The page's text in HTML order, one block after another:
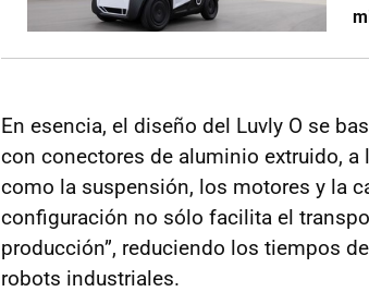
En esencia, el diseño del Luvly O se
con conectores de aluminio extruido,
como la suspensión, los motores y la
configuración no sólo facilita el
producción”, reduciendo los tiempos
robots industriales.